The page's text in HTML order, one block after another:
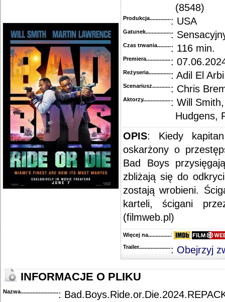
(8548)
Produkcja.........................................
: USA
Gatunek...........................................
:
Czas trwania......................................
: 116 min.
Premiera..........................................
:
Reżyseria........................................
: Adil El
Scenariusz........................................
: Chris
Aktorzy...........................................
: Will
Hudgens,
OPIS: Kiedy kapitan
oskarżony o
Bad Boys
zbliżają się do
zostają wrobieni.
karteli, ścigani
(filmweb.pl)
Więcej na........................................
:
Trailer...........................................
: Obejrzyj
INFORMACJE O PLIKU
Nazwa.............................................
: